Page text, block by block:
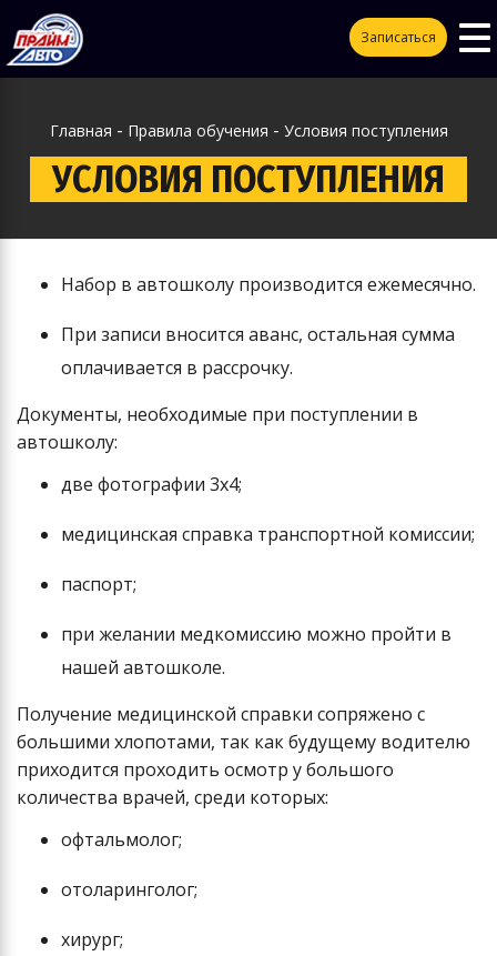
Записаться
Главная - Правила обучения - Условия поступления
УСЛОВИЯ ПОСТУПЛЕНИЯ
Набор в автошколу производится ежемесячно.
При записи вносится аванс, остальная сумма
оплачивается в рассрочку.
Документы, необходимые при поступлении в
автошколу:
две фотографии 3х4;
медицинская справка транспортной комиссии;
паспорт;
при желании медкомиссию можно пройти в
нашей автошколе.
Получение медицинской справки сопряжено с
большими хлопотами, так как будущему водителю
приходится проходить осмотр у большого
количества врачей, среди которых:
офтальмолог;
отоларинголог;
хирург;